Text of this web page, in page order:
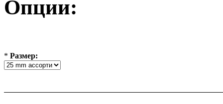
Опции:
* Размер: